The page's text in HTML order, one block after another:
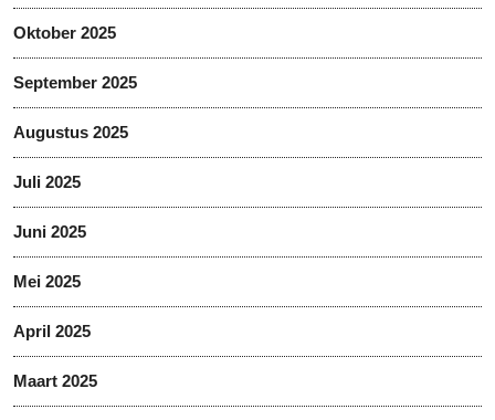
Oktober 2025
September 2025
Augustus 2025
Juli 2025
Juni 2025
Mei 2025
April 2025
Maart 2025